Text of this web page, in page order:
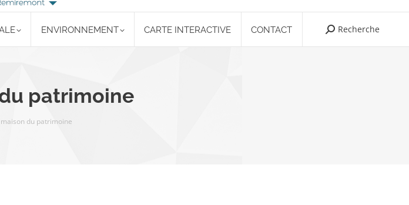
ENVIRONNEMENT CARTE INTERACTIVE CONTACT Search:
Recherche
patrimoine
maison du patrimoine